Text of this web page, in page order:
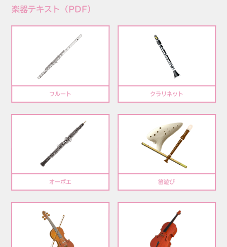
楽器テキスト（PDF）
フルート クラリネット
オーボエ 笛遊び